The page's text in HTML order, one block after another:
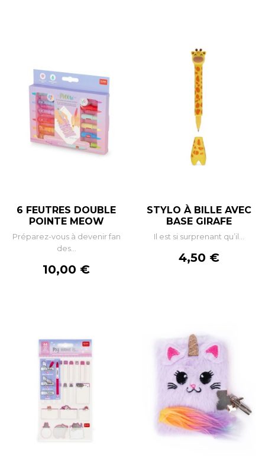
6 FEUTRES DOUBLE
POINTE MEOW
Préparez-vous à devenir fan
des...
Prix
10,00 €
STYLO À BILLE AVEC
BASE GIRAFE
Il est si surprenant qu’il...
Prix
4,50 €